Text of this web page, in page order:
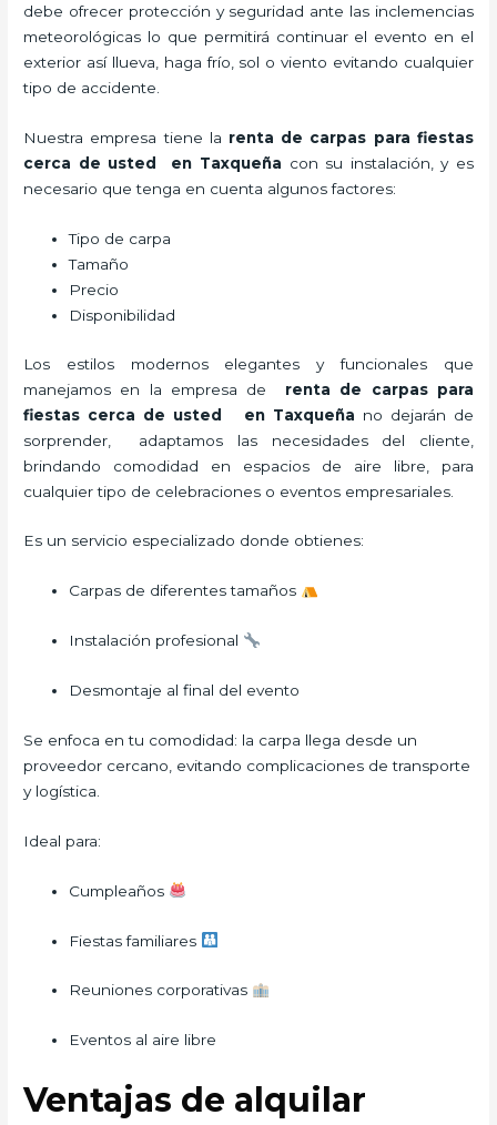
debe ofrecer protección y seguridad ante las inclemencias
meteorológicas lo que permitirá continuar el evento en el
exterior así llueva, haga frío, sol o viento evitando cualquier
tipo de accidente.
Nuestra empresa tiene la renta de carpas para fiestas
cerca de usted en Taxqueña con su instalación, y es
necesario que tenga en cuenta algunos factores:
Tipo de carpa
Tamaño
Precio
Disponibilidad
Los estilos modernos elegantes y funcionales que
manejamos en la empresa de renta de carpas para
fiestas cerca de usted en Taxqueña no dejarán de
sorprender, adaptamos las necesidades del cliente,
brindando comodidad en espacios de aire libre, para
cualquier tipo de celebraciones o eventos empresariales.
Es un servicio especializado donde obtienes:
Carpas de diferentes tamaños
Instalación profesional
Desmontaje al final del evento
Se enfoca en tu comodidad: la carpa llega desde un
proveedor cercano, evitando complicaciones de transporte
y logística.
Ideal para:
Cumpleaños
Fiestas familiares
Reuniones corporativas
Eventos al aire libre
Ventajas de alquilar